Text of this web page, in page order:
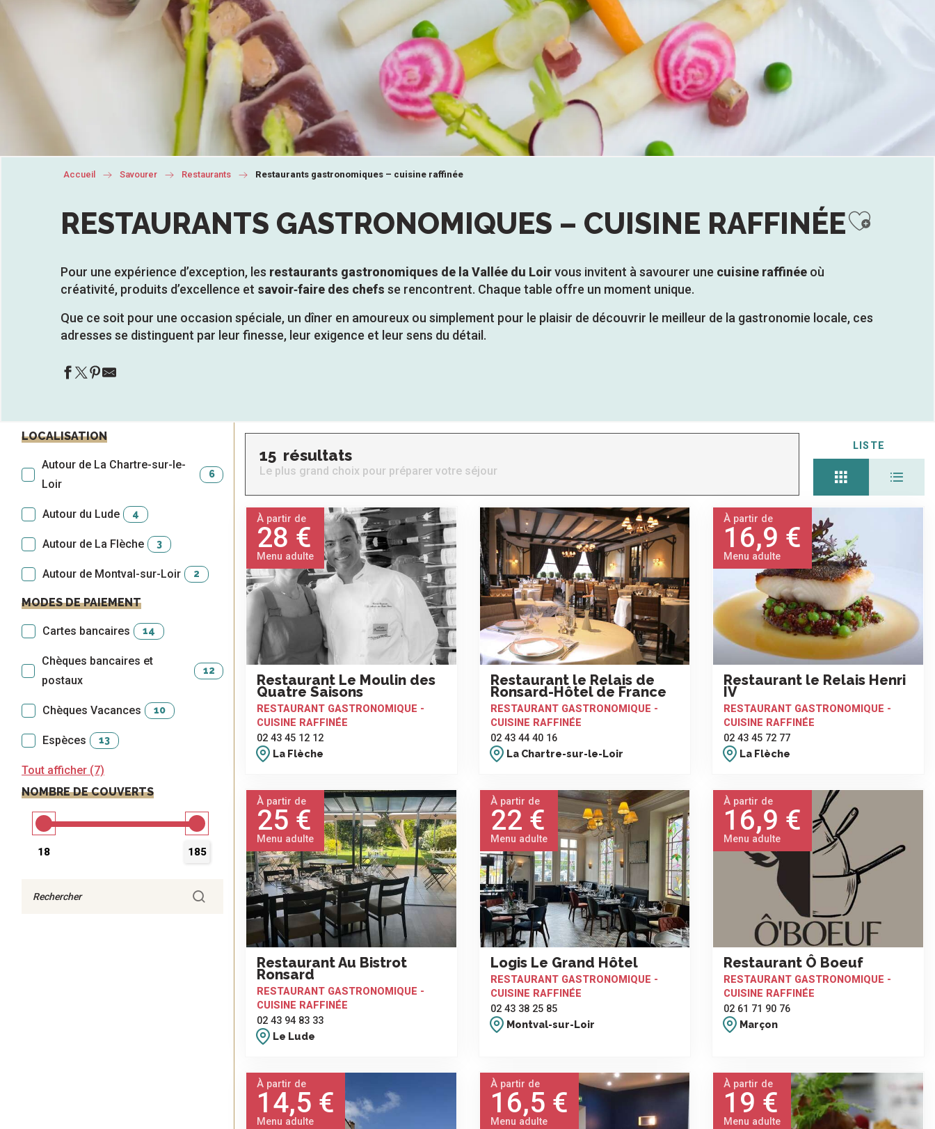
Toutes
les
Accueil Savourer Restaurants Restaurants gastronomiques – cuisine raffinée
RESTAURANTS GASTRONOMIQUES – CUISINE RAFFINÉE
Pour une expérience d’exception, les restaurants gastronomiques de la Vallée du Loirvous invitent à savourer une cuisine raffinée où
créativité, produits d’excellence et savoir‑faire des chefs se rencontrent. Chaque table offre un moment unique.
Que ce soit pour une occasion spéciale, un dîner en amoureux ou simplement pour le plaisir de découvrir le meilleur de la gastronomie locale, ces
adresses se distinguent par leur finesse, leur exigence et leur sens du détail.
LOCALISATION
Autour de La Chartre-sur-le-
Loir
6
Autour du Lude 4
Autour de La Flèche 3
Autour de Montval-sur-Loir 2
MODES DE PAIEMENT
Cartes bancaires 14
Chèques bancaires et
postaux
12
Chèques Vacances 10
Espèces 13
Tout afficher (7)
NOMBRE DE COUVERTS
18 185
15 résultats
Le plus grand choix pour préparer votre séjour
LISTE
À partir de
28 €
Menu adulte
Restaurant Le Moulin des
Quatre Saisons
RESTAURANT GASTRONOMIQUE -
CUISINE RAFFINÉE
02 43 45 12 12
La Flèche
Restaurant le Relais de
Ronsard-Hôtel de France
RESTAURANT GASTRONOMIQUE -
CUISINE RAFFINÉE
02 43 44 40 16
La Chartre-sur-le-Loir
À partir de
16,9 €
Menu adulte
Restaurant le Relais Henri
IV
RESTAURANT GASTRONOMIQUE -
CUISINE RAFFINÉE
02 43 45 72 77
La Flèche
À partir de
25 €
Menu adulte
Restaurant Au Bistrot
Ronsard
RESTAURANT GASTRONOMIQUE -
CUISINE RAFFINÉE
02 43 94 83 33
Le Lude
À partir de
22 €
Menu adulte
Logis Le Grand Hôtel
RESTAURANT GASTRONOMIQUE -
CUISINE RAFFINÉE
02 43 38 25 85
Montval-sur-Loir
À partir de
16,9 €
Menu adulte
Restaurant Ô Boeuf
RESTAURANT GASTRONOMIQUE -
CUISINE RAFFINÉE
02 61 71 90 76
Marçon
À partir de
14,5 €
Menu adulte
À partir de
16,5 €
Menu adulte
À partir de
19 €
Menu adulte